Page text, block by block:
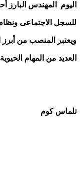
اليوم المهندس البارز
للسجل الاجتماعى ونظام
ويعتبر المنصب من أبرز
العديد من المهام
تلماس كوم